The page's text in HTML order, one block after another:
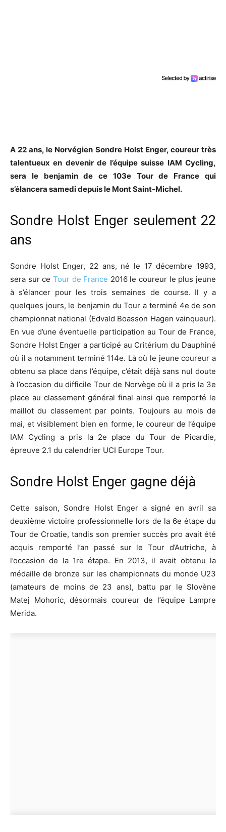
A 22 ans, le Norvégien Sondre Holst Enger, coureur très
talentueux en devenir de l’équipe suisse IAM Cycling,
sera le benjamin de ce 103e Tour de France qui
s’élancera samedi depuis le Mont Saint-Michel.
Sondre Holst Enger seulement 22
ans
Sondre Holst Enger, 22 ans, né le 17 décembre 1993,
sera sur ce Tour de France 2016 le coureur le plus jeune
à s’élancer pour les trois semaines de course. Il y a
quelques jours, le benjamin du Tour a terminé 4e de son
championnat national (Edvald Boasson Hagen vainqueur).
En vue d’une éventuelle participation au Tour de France,
Sondre Holst Enger a participé au Critérium du Dauphiné
où il a notamment terminé 114e. Là où le jeune coureur a
obtenu sa place dans l’équipe, c’était déjà sans nul doute
à l’occasion du difficile Tour de Norvège où il a pris la 3e
place au classement général final ainsi que remporté le
maillot du classement par points. Toujours au mois de
mai, et visiblement bien en forme, le coureur de l’équipe
IAM Cycling a pris la 2e place du Tour de Picardie,
épreuve 2.1 du calendrier UCI Europe Tour.
Sondre Holst Enger gagne déjà
Cette saison, Sondre Holst Enger a signé en avril sa
deuxième victoire professionnelle lors de la 6e étape du
Tour de Croatie, tandis son premier succès pro avait été
acquis remporté l’an passé sur le Tour d’Autriche, à
l’occasion de la 1re étape. En 2013, il avait obtenu la
médaille de bronze sur les championnats du monde U23
(amateurs de moins de 23 ans), battu par le Slovène
Matej Mohoric, désormais coureur de l’équipe Lampre
Merida.